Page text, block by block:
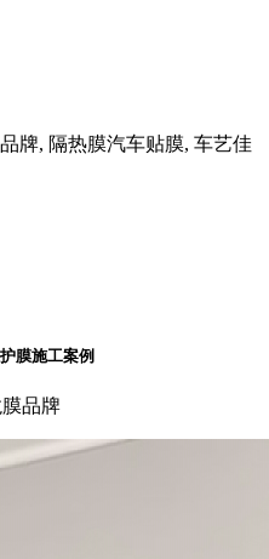
牌, 隔热膜汽车贴膜, 车艺佳
膜施工案例
品牌